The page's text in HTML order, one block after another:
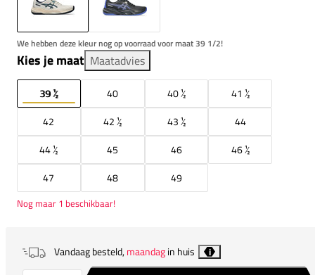
We hebben deze kleur nog op voorraad voor maat 39 1/2!
Kies je maat Maatadvies
39 ½ 40 40 ½
41 ½
42
42 ½ 43 ½
44
44 ½
45 46
46 ½
47
48 49
Nog maar 1 beschikbaar!
Vandaag besteld,maandagin huis i